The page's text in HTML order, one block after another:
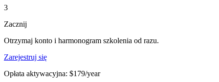
3
Zacznij
Otrzymaj konto i harmonogram szkolenia od razu.
Zarejestruj się
Opłata aktywacyjna: $179/year